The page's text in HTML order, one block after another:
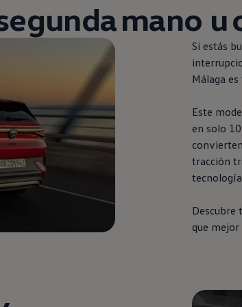
mano u
Si estás
Málaga
Este
en solo
convierten
tracción
Descubre
que mejor